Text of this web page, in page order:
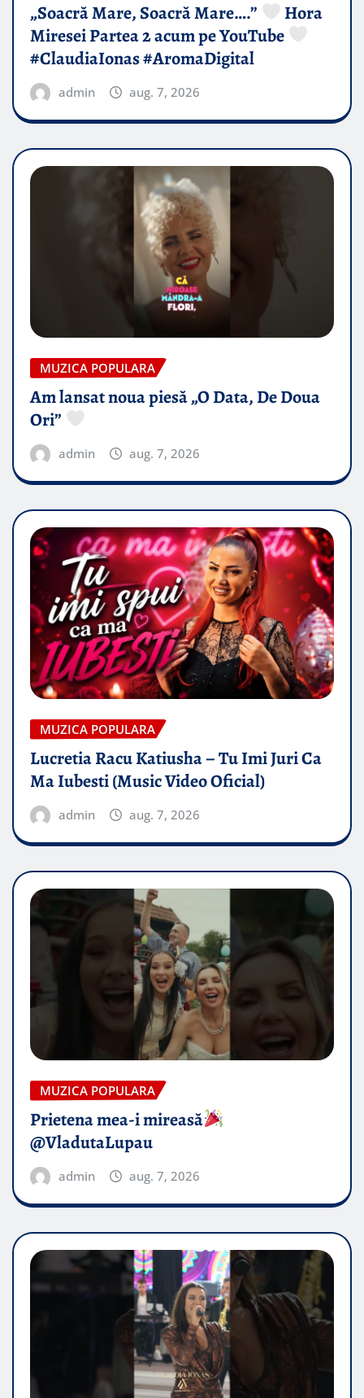
„Soacră Mare, Soacră Mare….”
Hora
Miresei Partea 2 acum pe YouTube
#ClaudiaIonas #AromaDigital
admin aug. 7, 2026
MUZICA POPULARA
Am lansat noua piesă „O Data, De Doua
Ori”
admin aug. 7, 2026
MUZICA POPULARA
Lucretia Racu Katiusha – Tu Imi Juri Ca
Ma Iubesti (Music Video Oficial)
admin aug. 7, 2026
MUZICA POPULARA
Prietena mea-i mireasă​
@VladutaLupau
admin aug. 7, 2026